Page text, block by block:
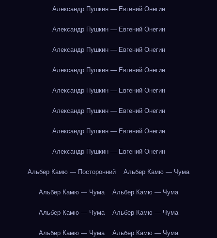
Александр Пушкин — Евгений Онегин
Александр Пушкин — Евгений Онегин
Александр Пушкин — Евгений Онегин
Александр Пушкин — Евгений Онегин
Александр Пушкин — Евгений Онегин
Александр Пушкин — Евгений Онегин
Александр Пушкин — Евгений Онегин
Александр Пушкин — Евгений Онегин
Альбер Камю — Посторонний Альбер Камю — Чума
Альбер Камю — Чума Альбер Камю — Чума
Альбер Камю — Чума Альбер Камю — Чума
Альбер Камю — Чума Альбер Камю — Чума